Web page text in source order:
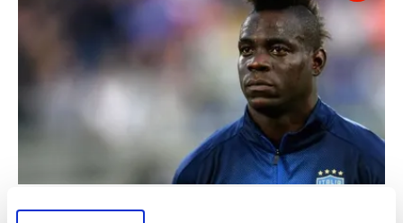
Sezon başında gittiği Brescia ile 2021'e